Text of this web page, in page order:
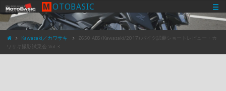
M OTOBASIC
Kawasaki／カワサキ
Z650 ABS (Kawasaki/2017) バイク試乗ショートレビュー・カ
ワサキ撮影試乗会 Vol.3